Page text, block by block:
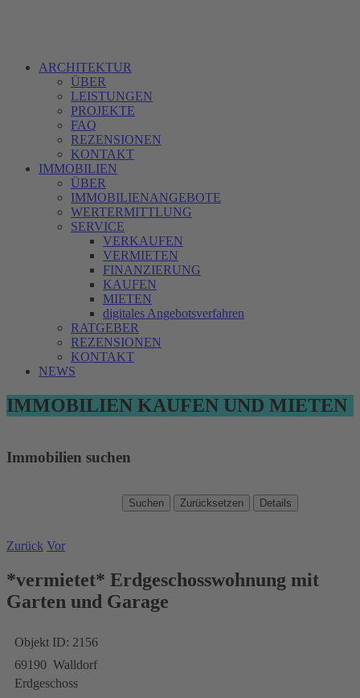
ARCHITEKTUR
ÜBER
LEISTUNGEN
PROJEKTE
FAQ
REZENSIONEN
KONTAKT
IMMOBILIEN
ÜBER
IMMOBILIENANGEBOTE
WERTERMITTLUNG
SERVICE
VERKAUFEN
VERMIETEN
FINANZIERUNG
KAUFEN
MIETEN
digitales Angebotsverfahren
RATGEBER
REZENSIONEN
KONTAKT
NEWS
IMMOBILIEN KAUFEN UND MIETEN
Immobilien suchen
Suchen Zurücksetzen Details
Zurück Vor
*vermietet* Erdgeschosswohnung mit
Garten und Garage
Objekt ID: 2156
69190 Walldorf
Erdgeschoss